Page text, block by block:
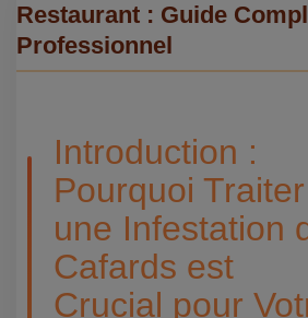
Restaurant : Guide
Professionnel
Introduction :
Pourquoi Traiter
une Infestation
Cafards est
Crucial pour